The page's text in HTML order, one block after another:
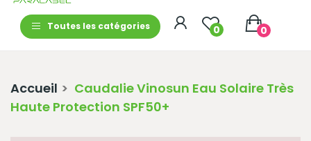
Toutes les catégories 0 0
Accueil
Caudalie Vinosun Eau Solaire Très
Haute Protection SPF50+